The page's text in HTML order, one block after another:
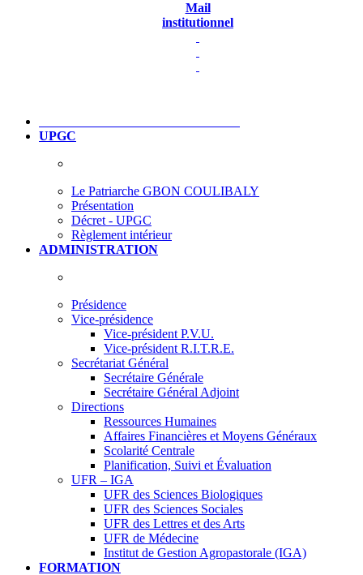
Mail
institutionnel
UPGC
Le Patriarche GBON COULIBALY
Présentation
Décret - UPGC
Règlement intérieur
ADMINISTRATION
Présidence
Vice-présidence
Vice-président P.V.U.
Vice-président R.I.T.R.E.
Secrétariat Général
Secrétaire Générale
Secrétaire Général Adjoint
Directions
Ressources Humaines
Affaires Financières et Moyens Généraux
Scolarité Centrale
Planification, Suivi et Évaluation
UFR – IGA
UFR des Sciences Biologiques
UFR des Sciences Sociales
UFR des Lettres et des Arts
UFR de Médecine
Institut de Gestion Agropastorale (IGA)
FORMATION